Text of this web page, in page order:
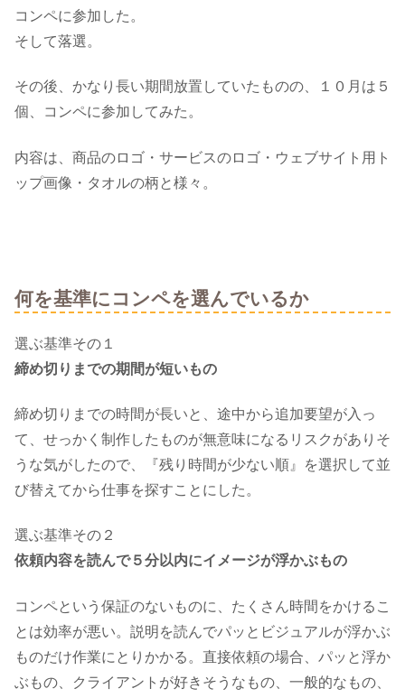
コンペに参加した。
そして落選。
その後、かなり長い期間放置していたものの、１０月は５
個、コンペに参加してみた。
内容は、商品のロゴ・サービスのロゴ・ウェブサイト用ト
ップ画像・タオルの柄と様々。
何を基準にコンペを選んでいるか
選ぶ基準その１
締め切りまでの期間が短いもの
締め切りまでの時間が長いと、途中から追加要望が入っ
て、せっかく制作したものが無意味になるリスクがありそ
うな気がしたので、『残り時間が少ない順』を選択して並
び替えてから仕事を探すことにした。
選ぶ基準その２
依頼内容を読んで５分以内にイメージが浮かぶもの
コンペという保証のないものに、たくさん時間をかけるこ
とは効率が悪い。説明を読んでパッとビジュアルが浮かぶ
ものだけ作業にとりかかる。直接依頼の場合、パッと浮か
ぶもの、クライアントが好きそうなもの、一般的なもの、